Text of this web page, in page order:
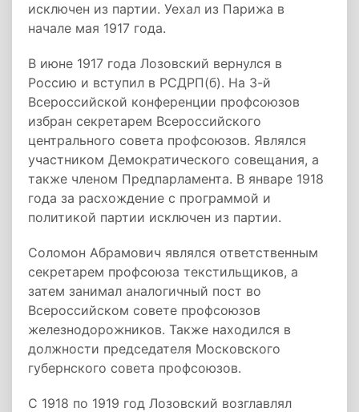
исключен из партии. Уехал из Парижа в
начале мая 1917 года.
В июне 1917 года Лозовский вернулся в
Россию и вступил в РСДРП(б). На 3-й
Всероссийской конференции профсоюзов
избран секретарем Всероссийского
центрального совета профсоюзов. Являлся
участником Демократического совещания, а
также членом Предпарламента. В январе 1918
года за расхождение с программой и
политикой партии исключен из партии.
Соломон Абрамович являлся ответственным
секретарем профсоюза текстильщиков, а
затем занимал аналогичный пост во
Всероссийском совете профсоюзов
железнодорожников. Также находился в
должности председателя Московского
губернского совета профсоюзов.
С 1918 по 1919 год Лозовский возглавлял